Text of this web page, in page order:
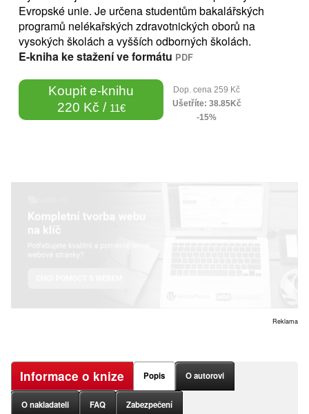
Evropské unie. Je určena studentům bakalářských
programů nelékařských zdravotnických oborů na
vysokých školách a vyšších odborných školách.
E-kniha ke stažení ve formátu PDF
Koupit e-knihu
220 Kč / 11€
Dop. cena 259 Kč
Ušetříte: 38.85Kč
-15%
Reklama
Informace o knize Popis O autorovi
O nakladateli FAQ Zabezpečení